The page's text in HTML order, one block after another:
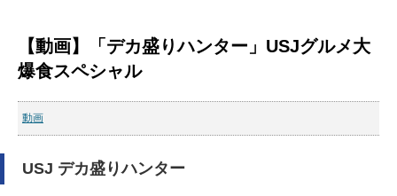
【動画】「デカ盛りハンター」USJグルメ大
爆食スペシャル
動画
USJ デカ盛りハンター